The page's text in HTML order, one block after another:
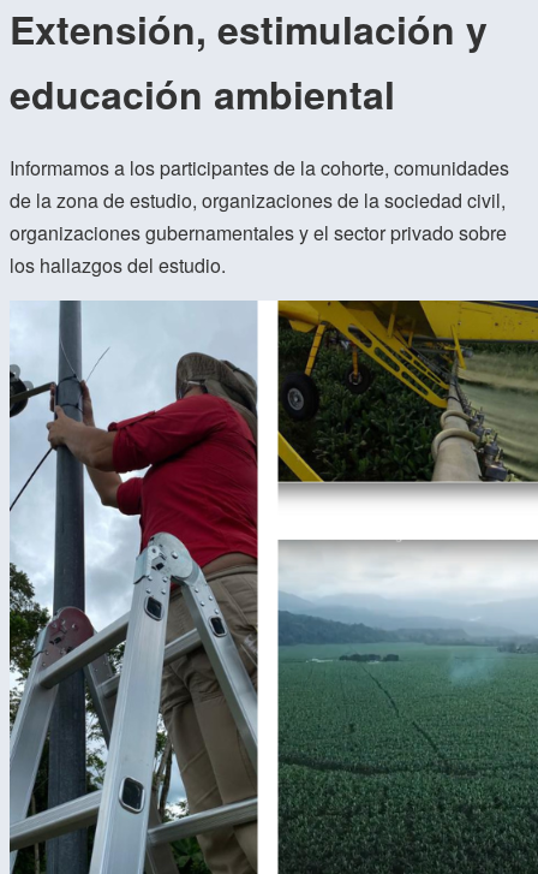
Extensión, estimulación y
educación ambiental
Informamos a los participantes de la cohorte, comunidades
de la zona de estudio, organizaciones de la sociedad civil,
organizaciones gubernamentales y el sector privado sobre
los hallazgos del estudio.